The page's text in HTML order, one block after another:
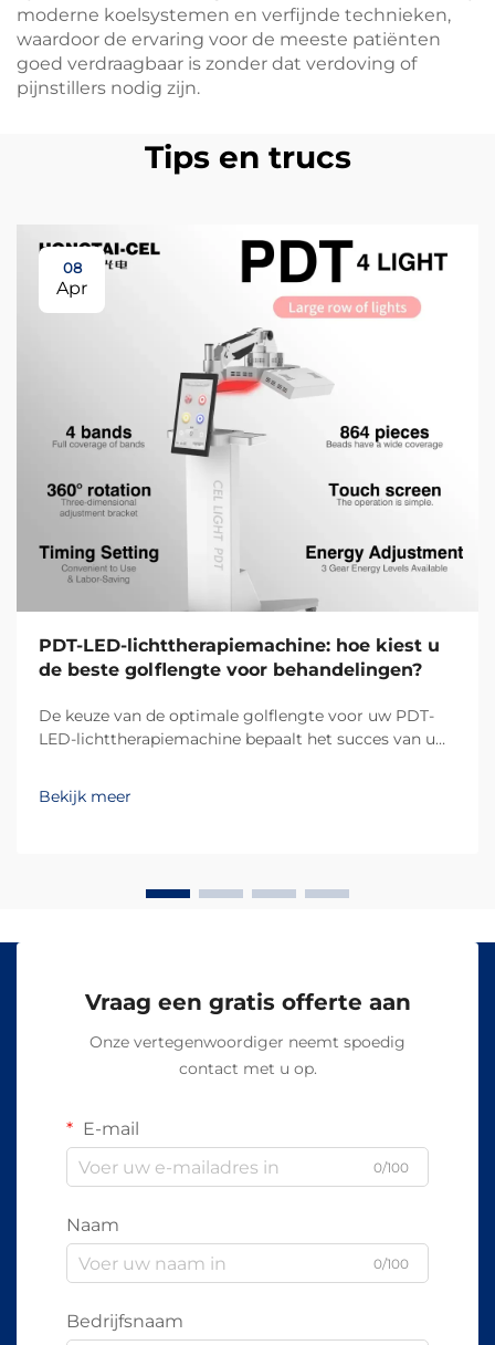
moderne koelsystemen en verfijnde technieken,
waardoor de ervaring voor de meeste patiënten
goed verdraagbaar is zonder dat verdoving of
pijnstillers nodig zijn.
Tips en trucs
08
Apr
PDT-LED-lichttherapiemachine: hoe kiest u
de beste golflengte voor behandelingen?
De keuze van de optimale golflengte voor uw PDT-
LED-lichttherapiemachine bepaalt het succes van uw
klanten. Verschillende golflengten dringen op
verschillende dieptes in de huid door en activeren
Bekijk meer
Vraag een gratis offerte aan
Onze vertegenwoordiger neemt spoedig
contact met u op.
E-mail
0/100
Naam
0/100
Bedrijfsnaam